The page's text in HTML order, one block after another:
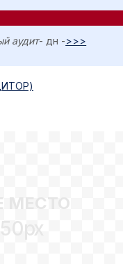
аудит- дн ->>>
МЕСТО